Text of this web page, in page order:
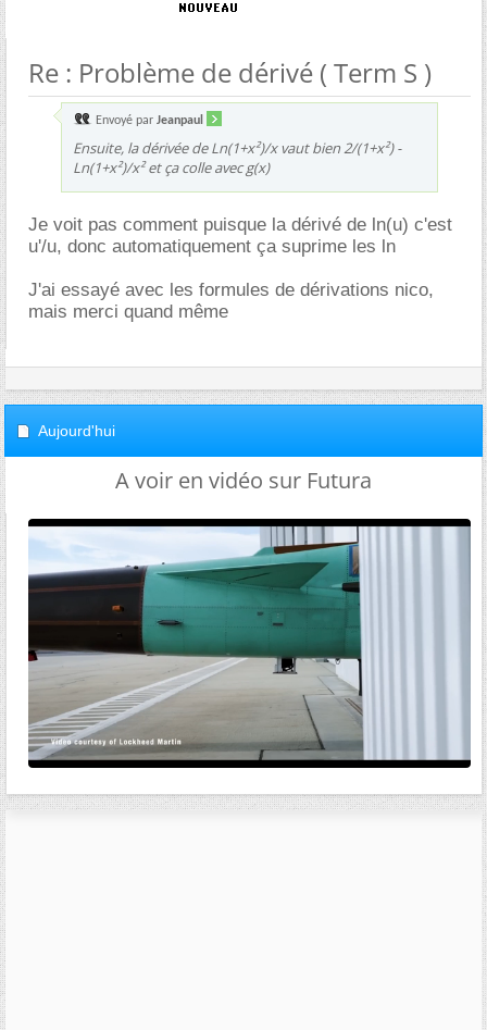
Re : Problème de dérivé ( Term S )
Envoyé par Jeanpaul
Ensuite, la dérivée de Ln(1+x²)/x vaut bien 2/(1+x²) -
Ln(1+x²)/x² et ça colle avec g(x)
Je voit pas comment puisque la dérivé de ln(u) c'est
u'/u, donc automatiquement ça suprime les ln
J'ai essayé avec les formules de dérivations nico,
mais merci quand même
Aujourd'hui
A voir en vidéo sur Futura